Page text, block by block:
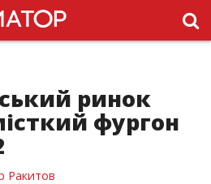
ринок
фургон
Ракитов